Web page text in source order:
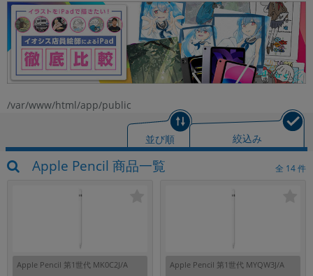
/var/www/html/app/public
並び順 絞込み
Apple Pencil 商品一覧 全 14件
Apple Pencil 第1世代 MK0C2J/A Apple Pencil 第1世代 MYQW3J/A